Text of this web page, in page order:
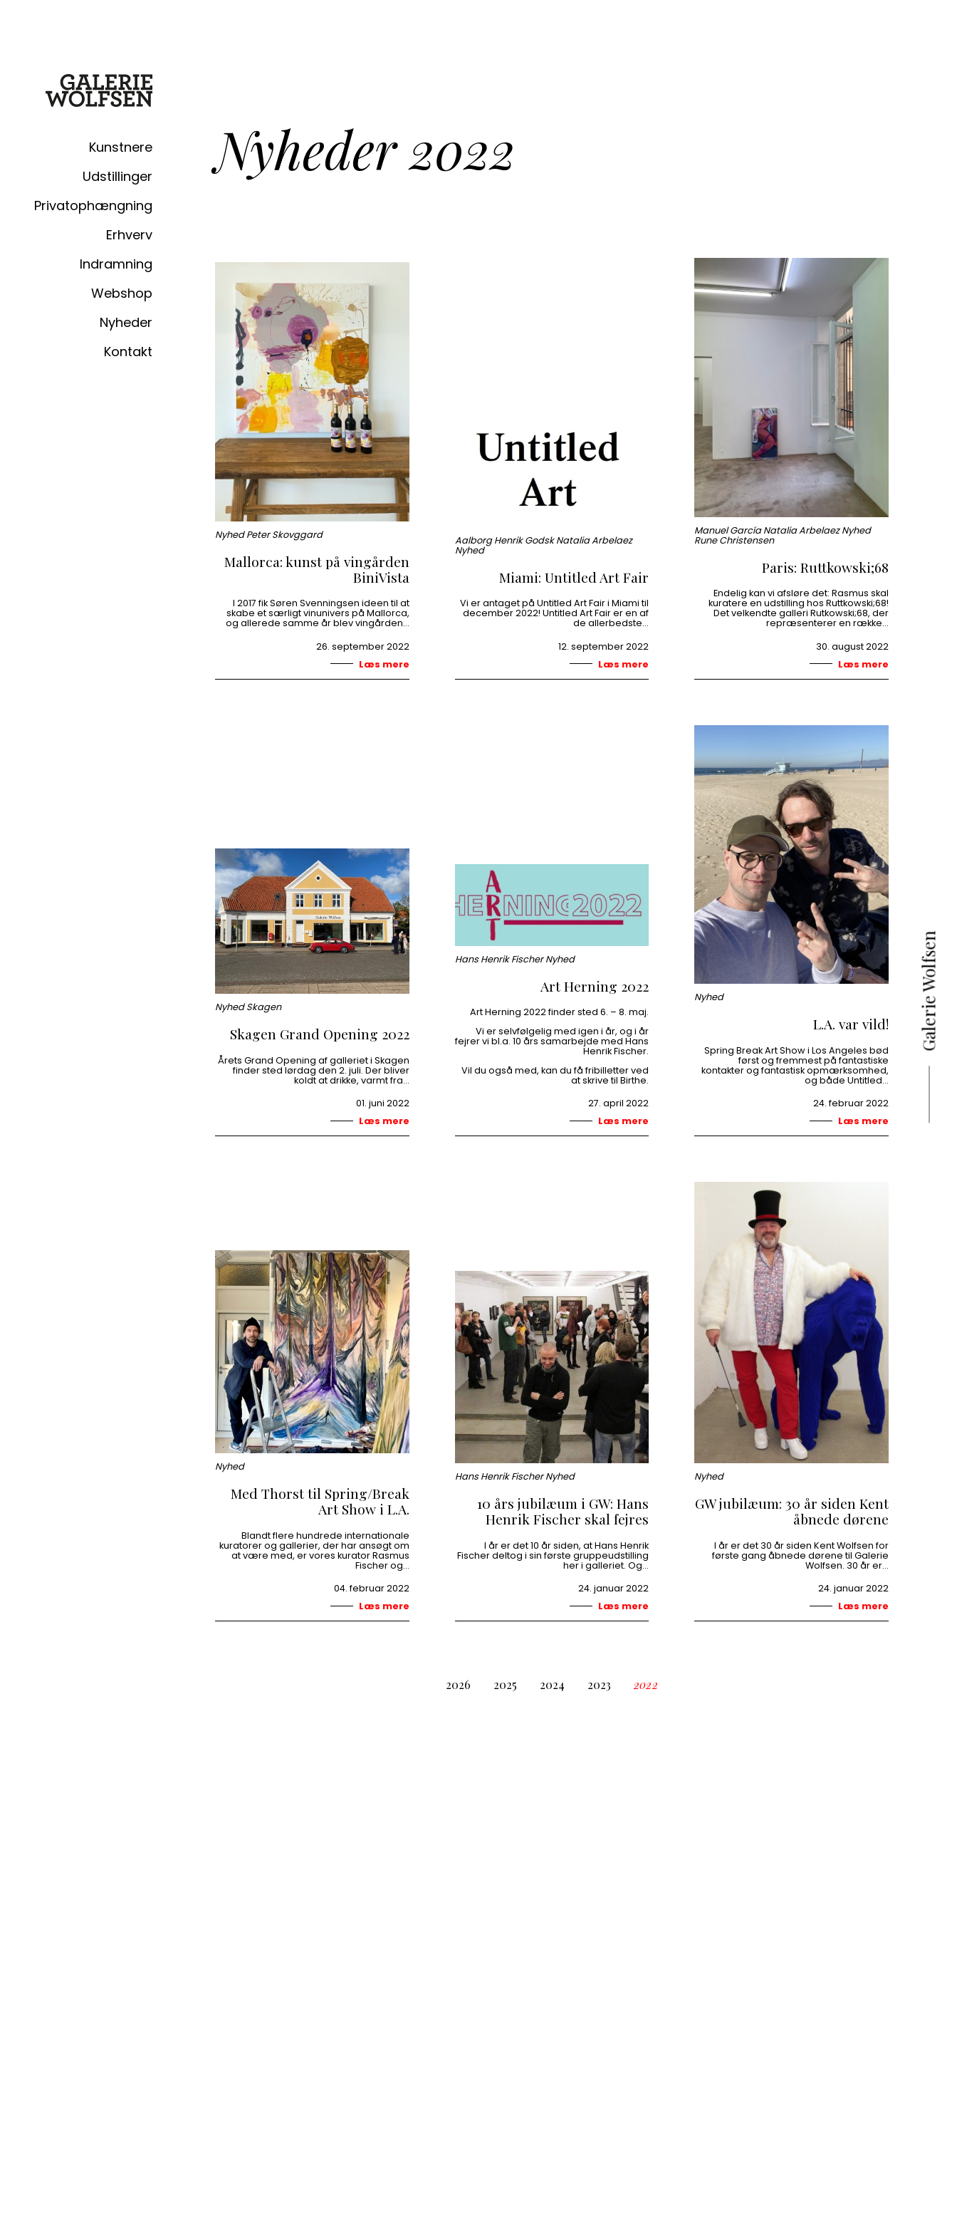
Kunstnere
Udstillinger
Privatophængning
Erhverv
Indramning
Webshop
Nyheder
Kontakt
Galerie Wolfsen
Nyheder 2022
Nyhed Peter Skovggard
Mallorca: kunst på vingården
BiniVista
I 2017 fik Søren Svenningsen ideen til at
skabe et særligt vinunivers på Mallorca,
og allerede samme år blev vingården…
26. september 2022
Læs mere
Aalborg Henrik Godsk Natalia Arbelaez
Nyhed
Miami: Untitled Art Fair
Vi er antaget på Untitled Art Fair i Miami til
december 2022! Untitled Art Fair er en af
de allerbedste…
12. september 2022
Læs mere
Manuel García Natalia Arbelaez Nyhed
Rune Christensen
Paris: Ruttkowski;68
Endelig kan vi afsløre det: Rasmus skal
kuratere en udstilling hos Ruttkowski;68!
Det velkendte galleri Rutkowski;68, der
repræsenterer en række…
30. august 2022
Læs mere
Nyhed Skagen
Skagen Grand Opening 2022
Årets Grand Opening af galleriet i Skagen
finder sted lørdag den 2. juli. Der bliver
koldt at drikke, varmt fra…
01. juni 2022
Læs mere
Hans Henrik Fischer Nyhed
Art Herning 2022
Art Herning 2022 finder sted 6. – 8. maj.
Vi er selvfølgelig med igen i år, og i år
fejrer vi bl.a. 10 års samarbejde med Hans
Henrik Fischer.
Vil du også med, kan du få fribilletter ved
at skrive til Birthe.
27. april 2022
Læs mere
Nyhed
L.A. var vild!
Spring Break Art Show i Los Angeles bød
først og fremmest på fantastiske
kontakter og fantastisk opmærksomhed,
og både Untitled…
24. februar 2022
Læs mere
Nyhed
Med Thorst til Spring/Break
Art Show i L.A.
Blandt flere hundrede internationale
kuratorer og gallerier, der har ansøgt om
at være med, er vores kurator Rasmus
Fischer og…
04. februar 2022
Læs mere
Hans Henrik Fischer Nyhed
10 års jubilæum i GW: Hans
Henrik Fischer skal fejres
I år er det 10 år siden, at Hans Henrik
Fischer deltog i sin første gruppeudstilling
her i galleriet. Og…
24. januar 2022
Læs mere
Nyhed
GW jubilæum: 30 år siden Kent
åbnede dørene
I år er det 30 år siden Kent Wolfsen for
første gang åbnede dørene til Galerie
Wolfsen. 30 år er…
24. januar 2022
Læs mere
2026 2025 2024 2023 2022